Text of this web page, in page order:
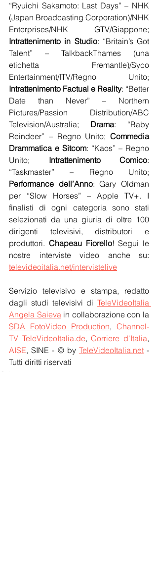
“Ryuichi Sakamoto: Last Days” – NHK
(Japan Broadcasting Corporation)/NHK
Intrattenimento in Studio: “Britain’s Got
Talent” – TalkbackThames (una
etichetta Fremantle)/Syco
Intrattenimento Factual e Reality: “Better
Date than Never” – Northern
Pictures/Passion Distribution/ABC
Television/Australia; Drama: “Baby
Reindeer” – Regno Unito; Commedia
Drammatica e Sitcom: “Kaos” – Regno
Unito; Intrattenimento Comico:
Performance dell’Anno: Gary Oldman
per “Slow Horses” – Apple TV+. I
finalisti di ogni categoria sono stati
selezionati da una giuria di oltre 100
dirigenti televisivi, distributori e
produttori. Chapeau Fiorello! Segui le
televideoitalia.net/intervistelive
Servizio televisivo e stampa, redatto
dagli studi televisivi di TeleVideoItalia
Angela Saieva
SDA FotoVideo Production, Channel-
TV TeleVideoItalia.de, Corriere d'Italia
AISE, SINE - © by TeleVideoItalia.net -
Tutti diritti riservati
Cultura